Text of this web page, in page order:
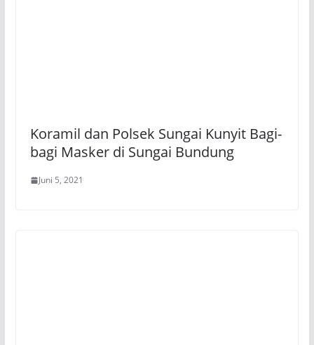
Koramil dan Polsek Sungai Kunyit Bagi-
bagi Masker di Sungai Bundung
Juni 5, 2021